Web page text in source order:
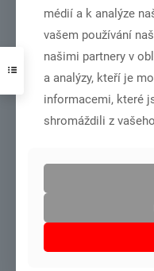
3.7.2026
MČR dorost+junioři –
médií a k analýze
vašem používání
našimi partnery v
a analýzy, kteří je
informacemi, které
shromáždili z